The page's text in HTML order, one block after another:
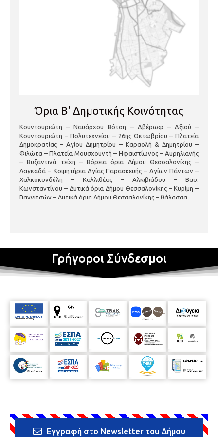
Όρια Β' Δημοτικής Κοινότητας
Κουντουριώτη – Ναυάρχου Βότση – Αβέρωφ – Αξιού –
Κουντουριώτη – Πολυτεχνείου – 26ης Οκτωβρίου – Πλατεία
Δημοκρατίας – Αγίου Δημητρίου – Καραολή & Δημητρίου –
Φιλώτα – Πλατεία Μουσχουντή – Ηφαιστίωνος – Αυρηλιανής
– Βυζαντινά τείχη – Βόρεια όρια Δήμου Θεσσαλονίκης –
Λαγκαδά – Κοιμητήρια Αγίας Παρασκευής – Αγίων Πάντων –
Χαλκοκονδύλη – Καλλιθέας – Αλκιβιάδου – Βασ.
Κωνσταντίνου – Δυτικά όρια Δήμου Θεσσαλονίκης – Κυρίμη –
Γιαννιτσών – Δυτικά όρια Δήμου Θεσσαλονίκης – θάλασσα.
Καρρά Αναστασία
Κυπαρισιάδου – Κουκούδη Ελένη
Τσολάκης Χαράλαμπος
Τζελέπη – Ζγουρίδου Ζωή
Επιτροπή Κοινωνικής Πολιτικής, Αλληλεγγύης &
Συντονιστής
Λαζούλας Λάζαρος
Αιρετό Μέλος
Λάτσιου Μαρία
Αιρετό Μέλος
Κυπαρισιάδου – Κουκούδη Ελένη
Λαϊκό Μέλος
Νικολαΐδης Χαράλαμπος
Λαϊκό Μέλος
Τζακοπούλου Θάλεια
Γρήγοροι Σύνδεσμοι
Εγγραφή στο Newsletter του Δήμου